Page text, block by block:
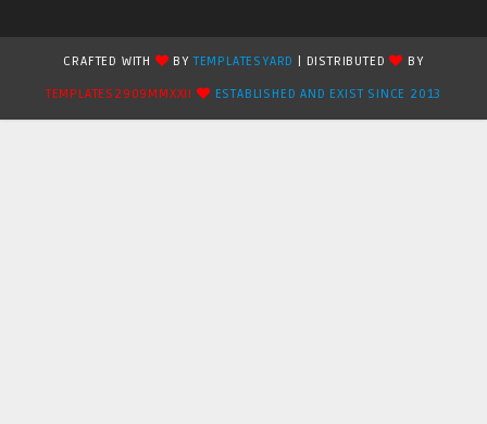
CRAFTED WITH BYTEMPLATESYARD | DISTRIBUTED
BY
TEMPLATES2909MMXXII
ESTABLISHED AND EXIST SINCE 2013